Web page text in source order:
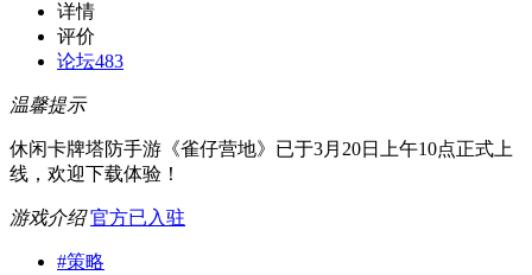
详情
评价
论坛483
温馨提示
休闲卡牌塔防手游《雀仔营地》已于3月20日上午10点正式上
线，欢迎下载体验！
游戏介绍 官方已入驻
#策略